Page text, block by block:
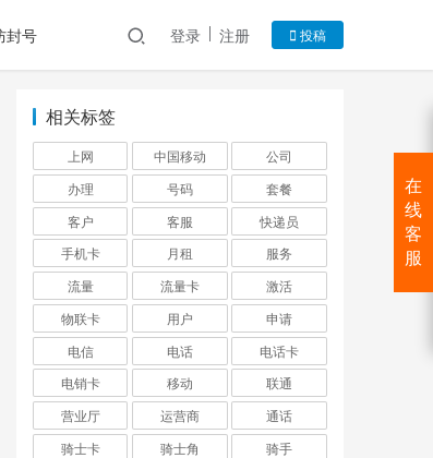
封号 登录 注册 投稿
相关标签
上网 中国移动
公司
办理
号码
套餐
客户
客服
快递员
手机卡
月租
服务
流量
流量卡
激活
物联卡
用户
申请
电信
电话
电话卡
电销卡
移动
联通
营业厅
运营商
通话
骑士卡
骑士角 骑手
在
线
客
服